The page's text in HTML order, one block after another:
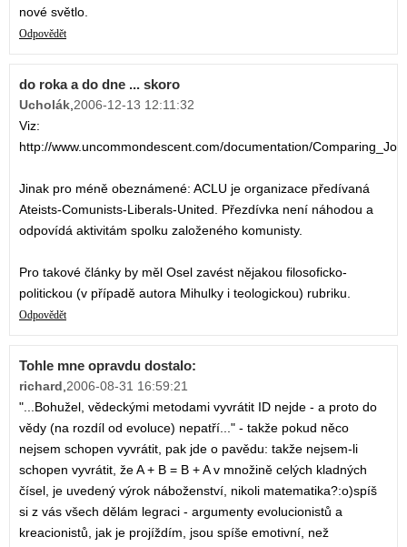
nové světlo.
Odpovědět
do roka a do dne ... skoro
Ucholák,2006-12-13 12:11:32
Viz:
http://www.uncommondescent.com/documentation/
Jinak pro méně obeznámené: ACLU je organizace předívaná
Ateists-Comunists-Liberals-United. Přezdívka není náhodou a
odpovídá aktivitám spolku založeného komunisty.
Pro takové články by měl Osel zavést nějakou filosoficko-
politickou (v případě autora Mihulky i teologickou) rubriku.
Odpovědět
Tohle mne opravdu dostalo:
richard,2006-08-31 16:59:21
"...Bohužel, vědeckými metodami vyvrátit ID nejde - a proto do
vědy (na rozdíl od evoluce) nepatří..." - takže pokud něco
nejsem schopen vyvrátit, pak jde o pavědu: takže nejsem-li
schopen vyvrátit, že A + B = B + A v množině celých kladných
čísel, je uvedený výrok náboženství, nikoli matematika?:o)spíš
si z vás všech dělám legraci - argumenty evolucionistů a
kreacionistů, jak je projíždím, jsou spíše emotivní, než